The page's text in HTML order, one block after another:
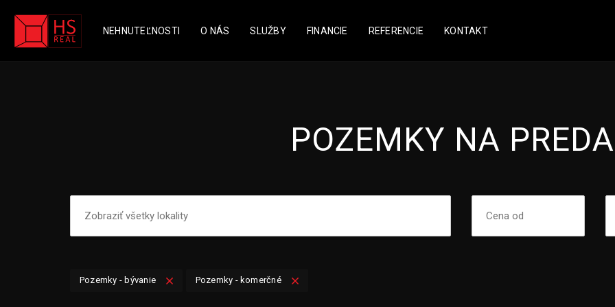
NEHNUTEĽNOSTI O NÁS SLUŽBY FINANCIE REFERENCIE KONTAKT
POZEMKY NA
Pozemky - bývanie Pozemky - komerčné